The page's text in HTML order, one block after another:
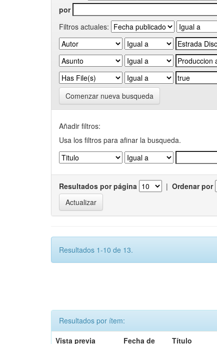
por
Filtros actuales:
Comenzar nueva busqueda
Añadir filtros:
Usa los filtros para afinar la busqueda.
Resultados por página | Ordenar por
Resultados 1-10 de 13.
Resultados por ítem:
Vista previa
Fecha de
Título